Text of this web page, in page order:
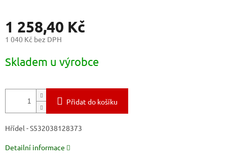
1 258,40 Kč
1 040 Kč bez DPH
cena:
Skladem u výrobce
Přidat do košíku
Hřídel - S532038128373
Detailní informace